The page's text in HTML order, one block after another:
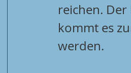
reichen. Der
kommt es
werden.